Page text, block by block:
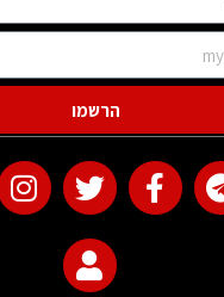
הרשמו